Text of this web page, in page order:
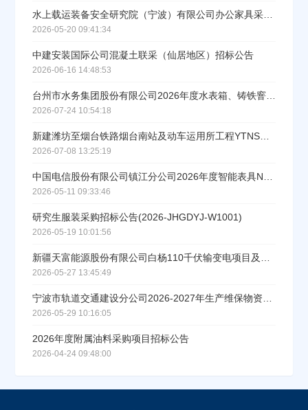
水上载运装备安全研究院（宁波）有限公司办公家具采购项目招标公告
2026-05-20 09:41:34
中建安装国际公司混凝土联采（仙居地区）招标公告
2026-06-16 14:48:53
台州市水务集团股份有限公司2026年度水表箱、铸铁窨井采购项目的公开招标公告
2026-07-24 10:54:18
新建潍坊至烟台铁路烟台南站及动车运用所工程YTNSG-1标 重点自购物资接触网零部件、接触网H型钢柱采购招标公告
2026-07-08 13:25:19
中国电信股份有限公司镇江分公司2026年度智能表具NB模组集中采购项目招标公告
2026-05-11 09:33:46
研究生服装采购招标公告(2026-JHGDYJ-W1001)
2026-05-19 10:01:56
新疆天富能源股份有限公司白杨110千伏输变电项目及配套10千伏线路工程物资（变压器）采购招标公告
2026-05-27 13:45:49
宁波市轨道交通建设分公司2026-2027年生产维保物资采购项目招标公告
2026-05-29 10:16:05
2026年度附属油料采购项目招标公告
2026-04-24 09:48:00